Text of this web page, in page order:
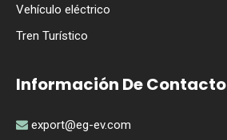
Vehículo eléctrico
Tren Turístico
Información De Contacto
 export@eg-ev.com